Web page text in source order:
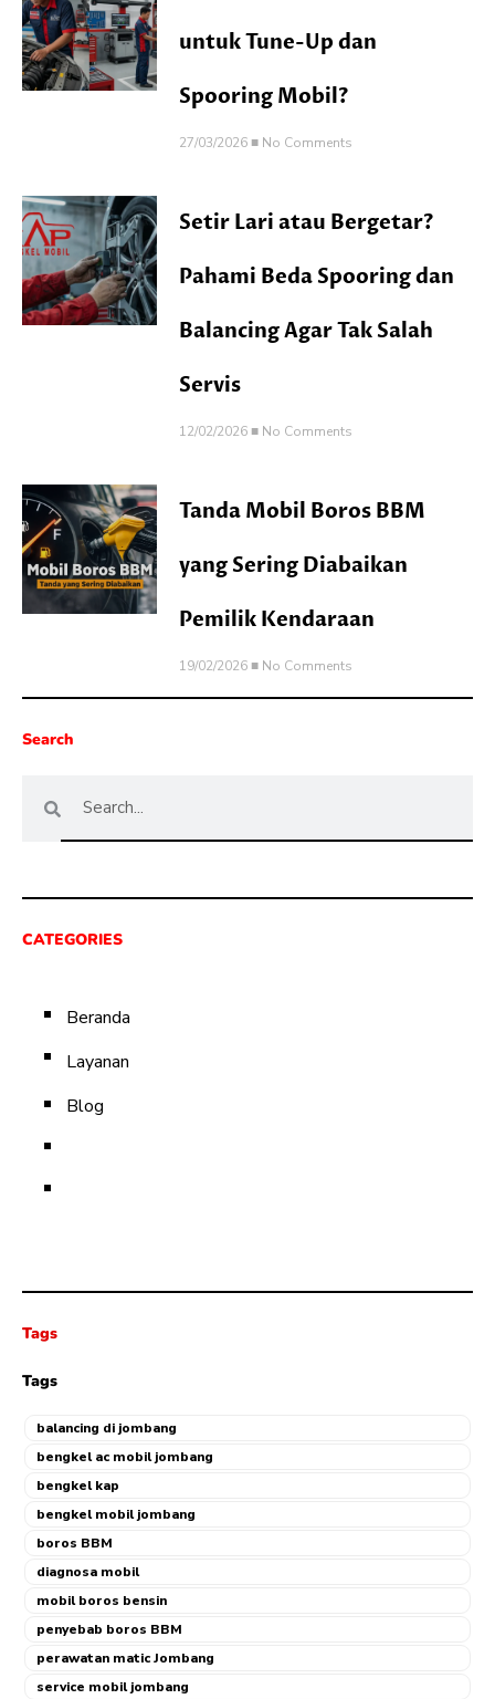
untuk Tune-Up dan
Spooring Mobil?
27/03/2026 No Comments
Setir Lari atau Bergetar?
Pahami Beda Spooring dan
Balancing Agar Tak Salah
Servis
12/02/2026 No Comments
Tanda Mobil Boros BBM
yang Sering Diabaikan
Pemilik Kendaraan
19/02/2026 No Comments
Search
CATEGORIES
Beranda
Layanan
Blog
Tags
Tags
balancing di jombang
bengkel ac mobil jombang
bengkel kap
bengkel mobil jombang
boros BBM
diagnosa mobil
mobil boros bensin
penyebab boros BBM
perawatan matic Jombang
service mobil jombang